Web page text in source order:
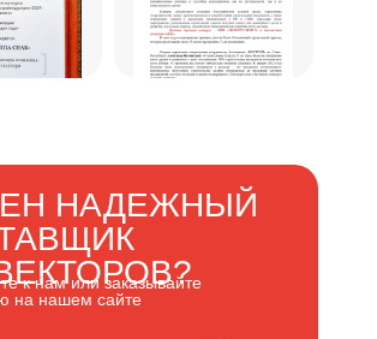
реализации
конвекторы серии KVZ
конвекторы серии KPZ.
НАДЕЖНЫЙ
к нам или заказывайте
на нашем сайте